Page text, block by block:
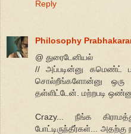
Reply
Philosophy
@ துரைடேனியல்
// அப்படின்னு கமெண்ட்
சொல்றீங்களோன்னு ஒரு
தள்ளிட்டேன். மற்றபடி
Crazy... நீங்க
போட்டிருந்தீர்கள்...